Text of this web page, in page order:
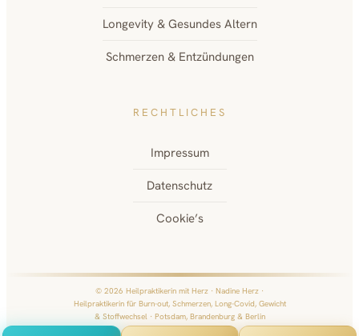
Longevity & Gesundes Altern
Schmerzen & Entzündungen
RECHTLICHES
Impressum
Datenschutz
Cookie’s
© 2026 Heilpraktikerin mit Herz · Nadine Herz ·
Heilpraktikerin für Burn-out, Schmerzen, Long-Covid, Gewicht
& Stoffwechsel · Potsdam, Brandenburg & Berlin